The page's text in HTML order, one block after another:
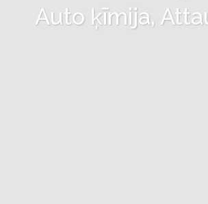
Auto ķīmija,